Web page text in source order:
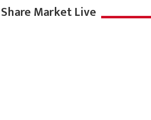
Share Market Live